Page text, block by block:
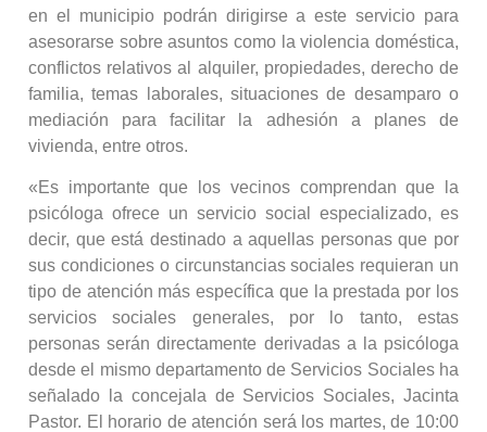
en el municipio podrán dirigirse a este servicio para
asesorarse sobre asuntos como la violencia doméstica,
conflictos relativos al alquiler, propiedades, derecho de
familia, temas laborales, situaciones de desamparo o
mediación para facilitar la adhesión a planes de
vivienda, entre otros.
«Es importante que los vecinos comprendan que la
psicóloga ofrece un servicio social especializado, es
decir, que está destinado a aquellas personas que por
sus condiciones o circunstancias sociales requieran un
tipo de atención más específica que la prestada por los
servicios sociales generales, por lo tanto, estas
personas serán directamente derivadas a la psicóloga
desde el mismo departamento de Servicios Sociales ha
señalado la concejala de Servicios Sociales, Jacinta
Pastor. El horario de atención será los martes, de 10:00